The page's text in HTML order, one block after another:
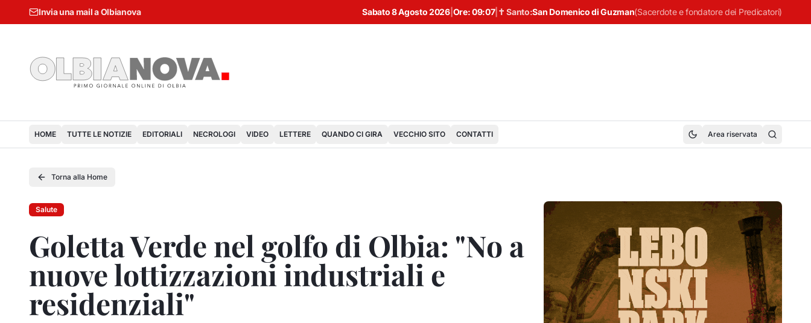
Invia una mail a Olbianova Sabato 8 Agosto 2026| Ore:09:07| ✝ Santo:San Domenico di Guzman(Sacerdote e fondatore dei Predicatori)
HOME TUTTE LE NOTIZIE EDITORIALI NECROLOGI VIDEO LETTERE QUANDO CI GIRA VECCHIO SITO CONTATTI Area riservata
Torna alla Home
Salute
Goletta Verde nel golfo di Olbia: "No a
nuove lottizzazioni industriali e
residenziali"